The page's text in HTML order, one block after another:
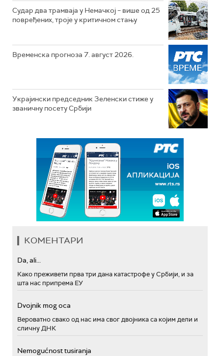
Судар два трамваја у Немачкој – више од 25
повређених, троје у критичном стању
Временска прогноза 7. август 2026.
Украјински председник Зеленски стиже у
званичну посету Србији
КОМЕНТАРИ
Da, ali...
Како преживети прва три дана катастрофе у Србији, и за
шта нас припрема ЕУ
Dvojnik mog oca
Вероватно свако од нас има свог двојника са којим дели и
сличну ДНК
Nemogućnost tusiranja